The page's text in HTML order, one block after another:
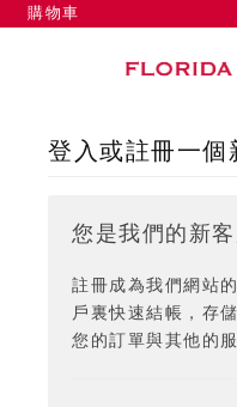
購物車
登入或註冊一個
您是我們的新
註冊成為我們網站
戶裏快速結帳，存
您的訂單與其他的服